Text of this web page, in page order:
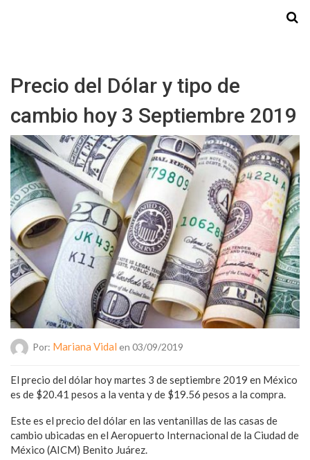
Precio del Dólar y tipo de
cambio hoy 3 Septiembre 2019
Por: Mariana Vidal en 03/09/2019
El precio del dólar hoy martes 3 de septiembre 2019 en México
es de $20.41 pesos a la venta y de $19.56 pesos a la compra.
Este es el precio del dólar en las ventanillas de las casas de
cambio ubicadas en el Aeropuerto Internacional de la Ciudad de
México (AICM) Benito Juárez.